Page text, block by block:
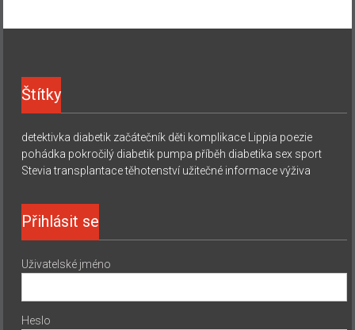
Štítky
detektivka diabetik začátečník děti komplikace Lippia poezie
pohádka pokročilý diabetik pumpa příběh diabetika sex sport
Stevia transplantace těhotenství užitečné informace výživa
Přihlásit se
Uživatelské jméno
Heslo